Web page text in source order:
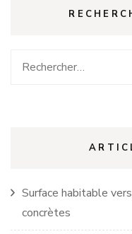
Rechercher :
Surface habitable
concrètes